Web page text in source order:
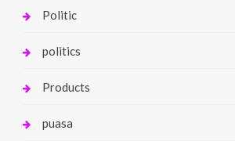
Politic
politics
Products
puasa